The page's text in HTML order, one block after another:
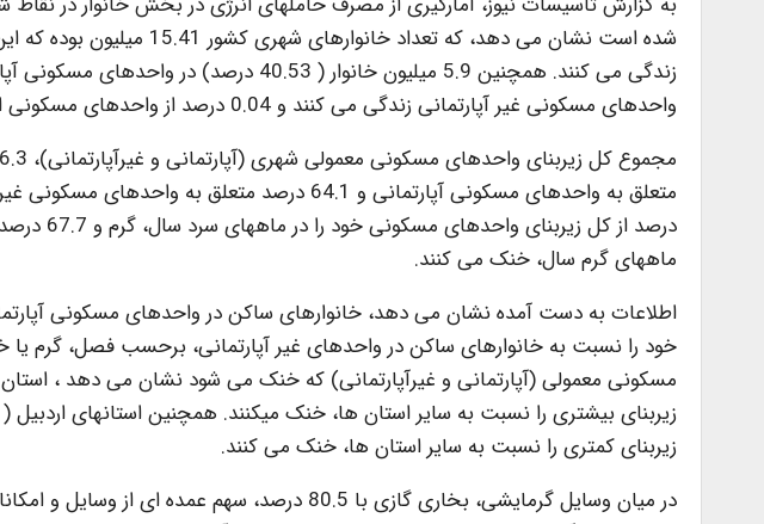
واحدهای مسکونی غیر آپارتمانی زندگی می کنند و 0.04 درصد از واحدهای مسکونی از نوع سایر است.
درصد از کل
ماههای گرم سال، خنک می کنند.
اطلاعات به دست آمده نشان می دهد، خانوارهای ساکن در واحدهای مسکونی
خود را نسبت به خانوارهای ساکن در واحدهای غیر آپارتمانی، برحسب فصل، گرم
زیربنای کمتری را نسبت به سایر استان ها، خنک می کنند.
در میان وسایل گرمایشی، بخاری گازی با 80.5 درصد، سهم